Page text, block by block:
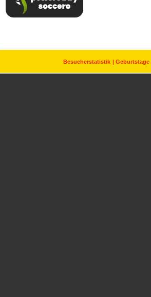
Besucherstatistik Geburtstage